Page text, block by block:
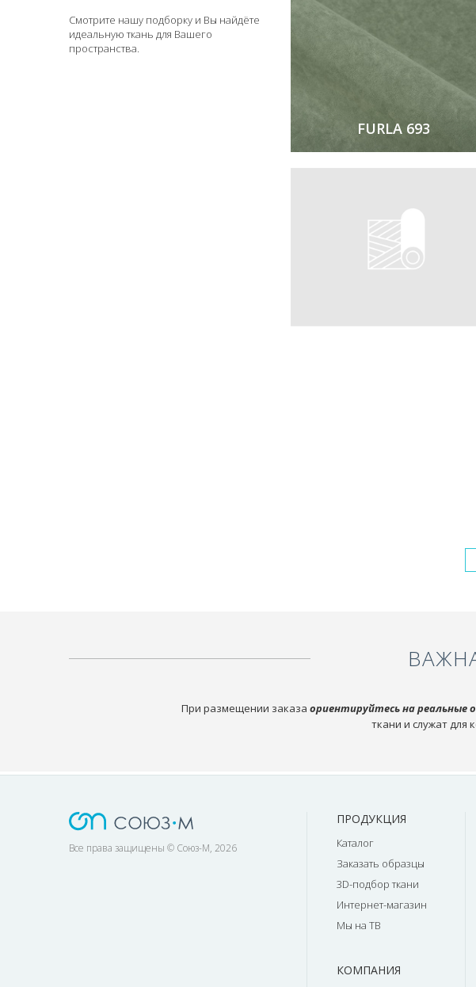
Смотрите нашу подборку и Вы найдёте
идеальную ткань для Вашего
пространства.
FURLA 693
При размещении заказа ориентируйтесь на реальные
ткани и служат для
Все права защищены © Союз-М, 2026
ПРОДУКЦИЯ
Каталог
Заказать образцы
3D-подбор ткани
Интернет-магазин
Мы на ТВ
КОМПАНИЯ